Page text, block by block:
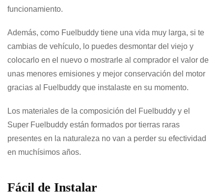
funcionamiento.
Además, como Fuelbuddy tiene una vida muy larga, si te
cambias de vehículo, lo puedes desmontar del viejo y
colocarlo en el nuevo o mostrarle al comprador el valor de
unas menores emisiones y mejor conservación del motor
gracias al Fuelbuddy que instalaste en su momento.
Los materiales de la composición del Fuelbuddy y el
Super Fuelbuddy están formados por tierras raras
presentes en la naturaleza no van a perder su efectividad
en muchísimos años.
Fácil de Instalar